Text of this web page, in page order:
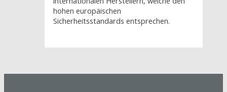
hohen europäischen
Sicherheitsstandards entsprechen.